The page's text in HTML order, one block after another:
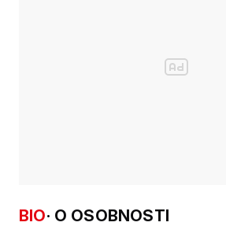
BIO· O OSOBNOSTI